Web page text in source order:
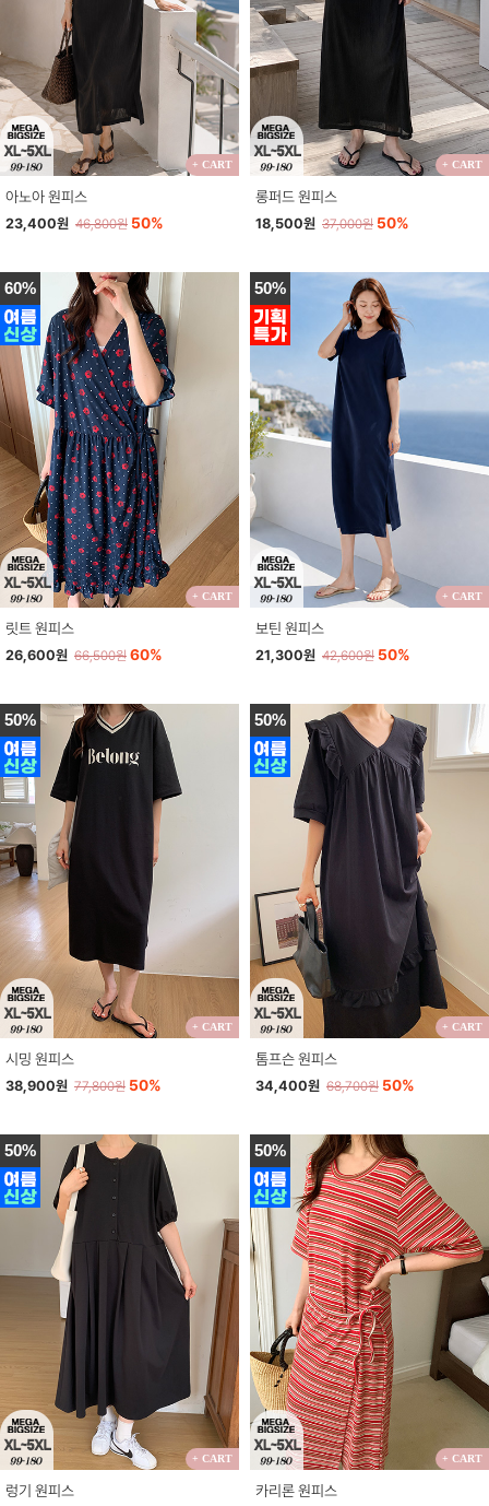
+ CART
아노아 원피스
23,400원 46,800원 50%
+ CART
롱퍼드 원피스
18,500원 37,000원 50%
60%
+ CART
릿트 원피스
26,600원 66,500원 60%
50%
+ CART
보틴 원피스
21,300원 42,600원 50%
50%
+ CART
시밍 원피스
38,900원 77,800원 50%
50%
+ CART
톰프슨 원피스
34,400원 68,700원 50%
50%
+ CART
렁기 원피스
50%
+ CART
카리론 원피스